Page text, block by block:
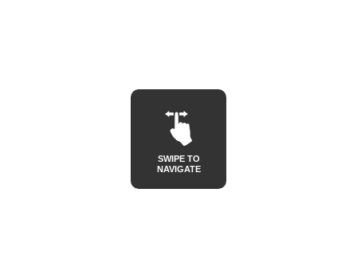
SWIPE TO
NAVIGATE